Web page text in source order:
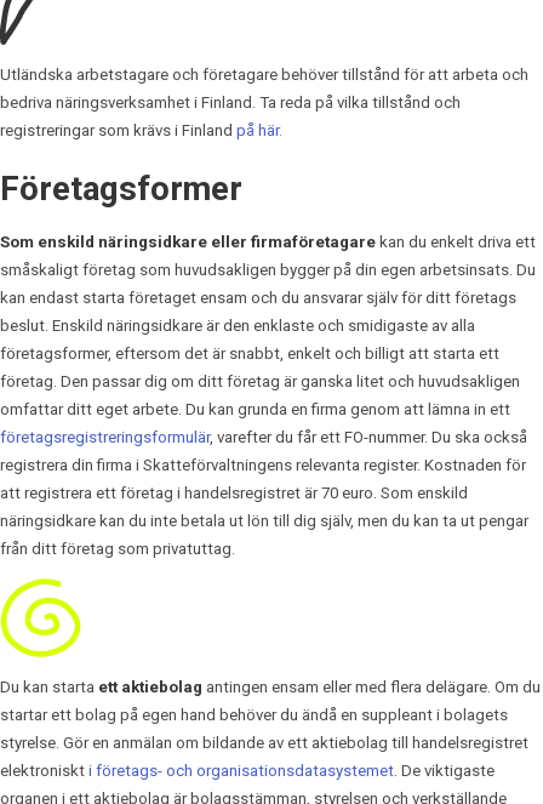
Utländska arbetstagare och företagare behöver tillstånd för att arbeta och
bedriva näringsverksamhet i Finland. Ta reda på vilka tillstånd och
registreringar som krävs i Finland på här.
Företagsformer
Som enskild näringsidkare eller firmaföretagare kan du enkelt driva ett
småskaligt företag som huvudsakligen bygger på din egen arbetsinsats. Du
kan endast starta företaget ensam och du ansvarar själv för ditt företags
beslut. Enskild näringsidkare är den enklaste och smidigaste av alla
företagsformer, eftersom det är snabbt, enkelt och billigt att starta ett
företag. Den passar dig om ditt företag är ganska litet och huvudsakligen
omfattar ditt eget arbete. Du kan grunda en firma genom att lämna in ett
företagsregistreringsformulär, varefter du får ett FO-nummer. Du ska också
registrera din firma i Skatteförvaltningens relevanta register. Kostnaden för
att registrera ett företag i handelsregistret är 70 euro. Som enskild
näringsidkare kan du inte betala ut lön till dig själv, men du kan ta ut pengar
från ditt företag som privatuttag.
Du kan starta ett aktiebolag antingen ensam eller med flera delägare. Om du
startar ett bolag på egen hand behöver du ändå en suppleant i bolagets
styrelse. Gör en anmälan om bildande av ett aktiebolag till handelsregistret
elektroniskt i företags- och organisationsdatasystemet. De viktigaste
organen i ett aktiebolag är bolagsstämman, styrelsen och verkställande